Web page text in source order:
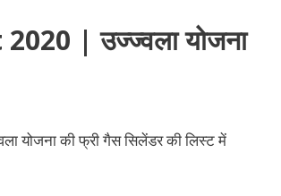
| उज्ज्वला योजना
योजना की फ्री गैस सिलेंडर की लिस्ट में